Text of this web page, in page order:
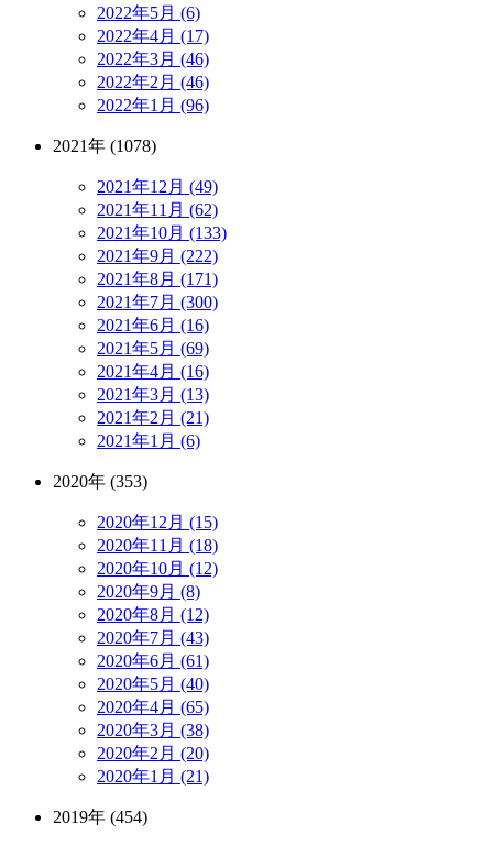
2022年5月 (6)
2022年4月 (17)
2022年3月 (46)
2022年2月 (46)
2022年1月 (96)
2021年 (1078)
2021年12月 (49)
2021年11月 (62)
2021年10月 (133)
2021年9月 (222)
2021年8月 (171)
2021年7月 (300)
2021年6月 (16)
2021年5月 (69)
2021年4月 (16)
2021年3月 (13)
2021年2月 (21)
2021年1月 (6)
2020年 (353)
2020年12月 (15)
2020年11月 (18)
2020年10月 (12)
2020年9月 (8)
2020年8月 (12)
2020年7月 (43)
2020年6月 (61)
2020年5月 (40)
2020年4月 (65)
2020年3月 (38)
2020年2月 (20)
2020年1月 (21)
2019年 (454)